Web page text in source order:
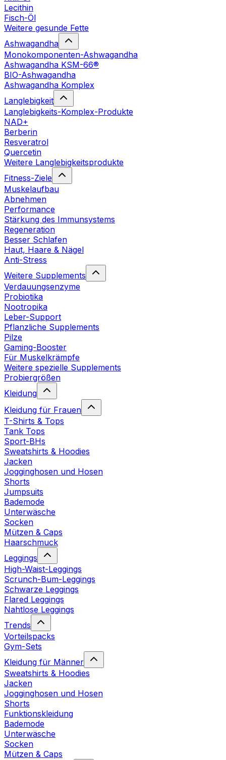
Lecithin
Fisch-Öl
Weitere gesunde Fette
Ashwagandha
Monokomponenten-Ashwagandha
Ashwagandha KSM-66®
BIO-Ashwagandha
Ashwagandha Komplex
Langlebigkeit
Langlebigkeits-Komplex-Produkte
NAD+
Berberin
Resveratrol
Quercetin
Weitere Langlebigkeitsprodukte
Fitness-Ziele
Muskelaufbau
Abnehmen
Performance
Stärkung des Immunsystems
Regeneration
Besser Schlafen
Haut, Haare & Nägel
Anti-Stress
Weitere Supplements
Verdauungsenzyme
Probiotika
Nootropika
Leber-Support
Pflanzliche Supplements
Pilze
Gaming-Booster
Für Muskelkrämpfe
Weitere spezielle Supplements
Probiergrößen
Kleidung
Kleidung für Frauen
T-Shirts & Tops
Tank Tops
Sport-BHs
Sweatshirts & Hoodies
Jacken
Jogginghosen und Hosen
Shorts
Jumpsuits
Bademode
Unterwäsche
Socken
Mützen & Caps
Haarschmuck
Leggings
High-Waist-Leggings
Scrunch-Bum-Leggings
Schwarze Leggings
Flared Leggings
Nahtlose Leggings
Trends
Vorteilspacks
Gym-Sets
Kleidung für Männer
Sweatshirts & Hoodies
Jacken
Jogginghosen und Hosen
Shorts
Funktionskleidung
Bademode
Unterwäsche
Socken
Mützen & Caps